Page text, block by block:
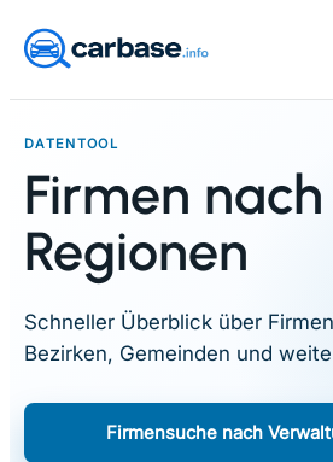
Skip
to
DATENTOOL
Firmen nach
Regionen
Schneller Überblick über
Bezirken, Gemeinden und
Firmensuche nach